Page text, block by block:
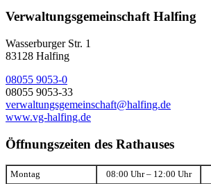
Verwaltungsgemeinschaft Halfing
Wasserburger Str. 1
83128 Halfing
08055 9053-0
08055 9053-33
verwaltungsgemeinschaft@halfing.de
www.vg-halfing.de
Öffnungszeiten des Rathauses
Montag 08:00 Uhr – 12:00 Uhr